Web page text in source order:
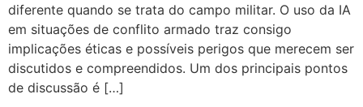
diferente quando se trata do campo militar. O uso da IA
em situações de conflito armado traz consigo
implicações éticas e possíveis perigos que merecem ser
discutidos e compreendidos. Um dos principais pontos
de discussão é […]